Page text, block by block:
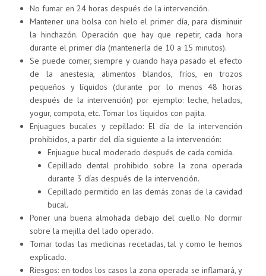
No fumar en 24 horas después de la intervención.
Mantener una bolsa con hielo el primer día, para disminuir
la hinchazón. Operación que hay que repetir, cada hora
durante el primer día (mantenerla de 10 a 15 minutos).
Se puede comer, siempre y cuando haya pasado el efecto
de la anestesia, alimentos blandos, fríos, en trozos
pequeños y líquidos (durante por lo menos 48 horas
después de la intervención) por ejemplo: leche, helados,
yogur, compota, etc. Tomar los líquidos con pajita.
Enjuagues bucales y cepillado: El día de la intervención
prohibidos, a partir del día siguiente a la intervención:
Enjuague bucal moderado después de cada comida.
Cepillado dental prohibido sobre la zona operada
durante 3 días después de la intervención.
Cepillado permitido en las demás zonas de la cavidad
bucal.
Poner una buena almohada debajo del cuello. No dormir
sobre la mejilla del lado operado.
Tomar todas las medicinas recetadas, tal y como le hemos
explicado.
Riesgos: en todos los casos la zona operada se inflamará, y